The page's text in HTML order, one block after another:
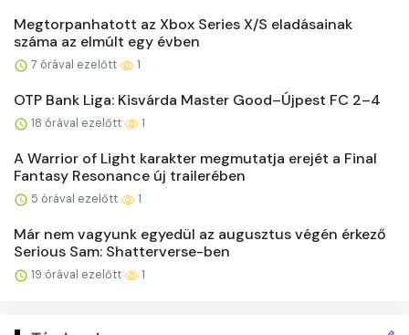
Megtorpanhatott az Xbox Series X/S eladásainak
száma az elmúlt egy évben
7 órával ezelőtt 1
OTP Bank Liga: Kisvárda Master Good–Újpest FC 2–4
18 órával ezelőtt 1
A Warrior of Light karakter megmutatja erejét a Final
Fantasy Resonance új trailerében
5 órával ezelőtt 1
Már nem vagyunk egyedül az augusztus végén érkező
Serious Sam: Shatterverse-ben
19 órával ezelőtt 1